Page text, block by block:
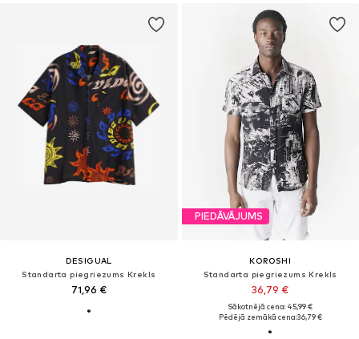
DESIGUAL
Standarta piegriezums Krekls
71,96 €
PIEDĀVĀJUMS
KOROSHI
Standarta piegriezums Krekls
36,79 €
Sākotnējā cena: 45,99 €
Pēdējā zemākā cena:36,79 €